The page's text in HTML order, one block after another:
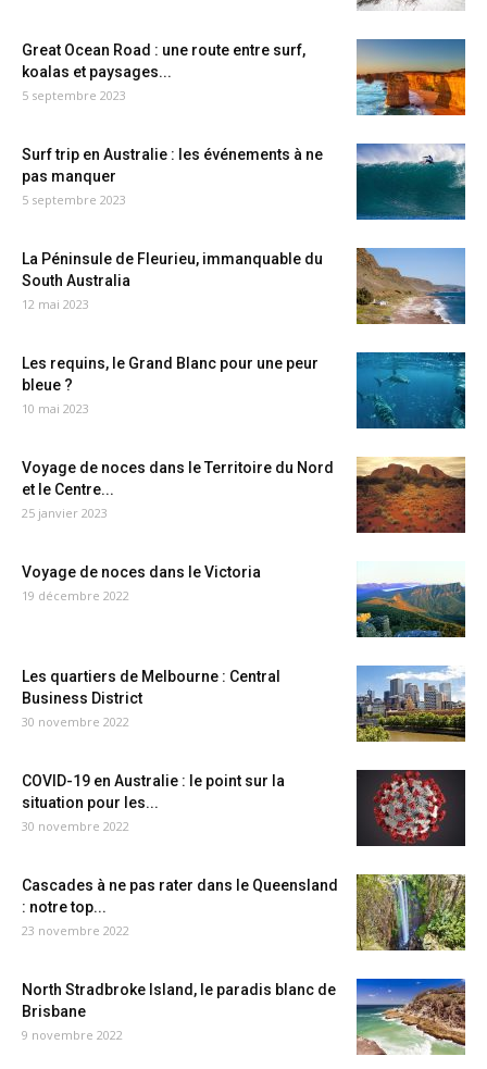
Great Ocean Road : une route entre surf,
koalas et paysages...
5 septembre 2023
Surf trip en Australie : les événements à ne
pas manquer
5 septembre 2023
La Péninsule de Fleurieu, immanquable du
South Australia
12 mai 2023
Les requins, le Grand Blanc pour une peur
bleue ?
10 mai 2023
Voyage de noces dans le Territoire du Nord
et le Centre...
25 janvier 2023
Voyage de noces dans le Victoria
19 décembre 2022
Les quartiers de Melbourne : Central
Business District
30 novembre 2022
COVID-19 en Australie : le point sur la
situation pour les...
30 novembre 2022
Cascades à ne pas rater dans le Queensland
: notre top...
23 novembre 2022
North Stradbroke Island, le paradis blanc de
Brisbane
9 novembre 2022